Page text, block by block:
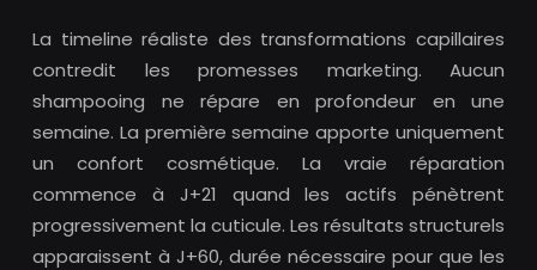
La timeline réaliste des transformations capillaires
contredit les promesses marketing. Aucun
shampooing ne répare en profondeur en une
semaine. La première semaine apporte uniquement
un confort cosmétique. La vraie réparation
commence à J+21 quand les actifs pénètrent
progressivement la cuticule. Les résultats structurels
apparaissent à J+60, durée nécessaire pour que les